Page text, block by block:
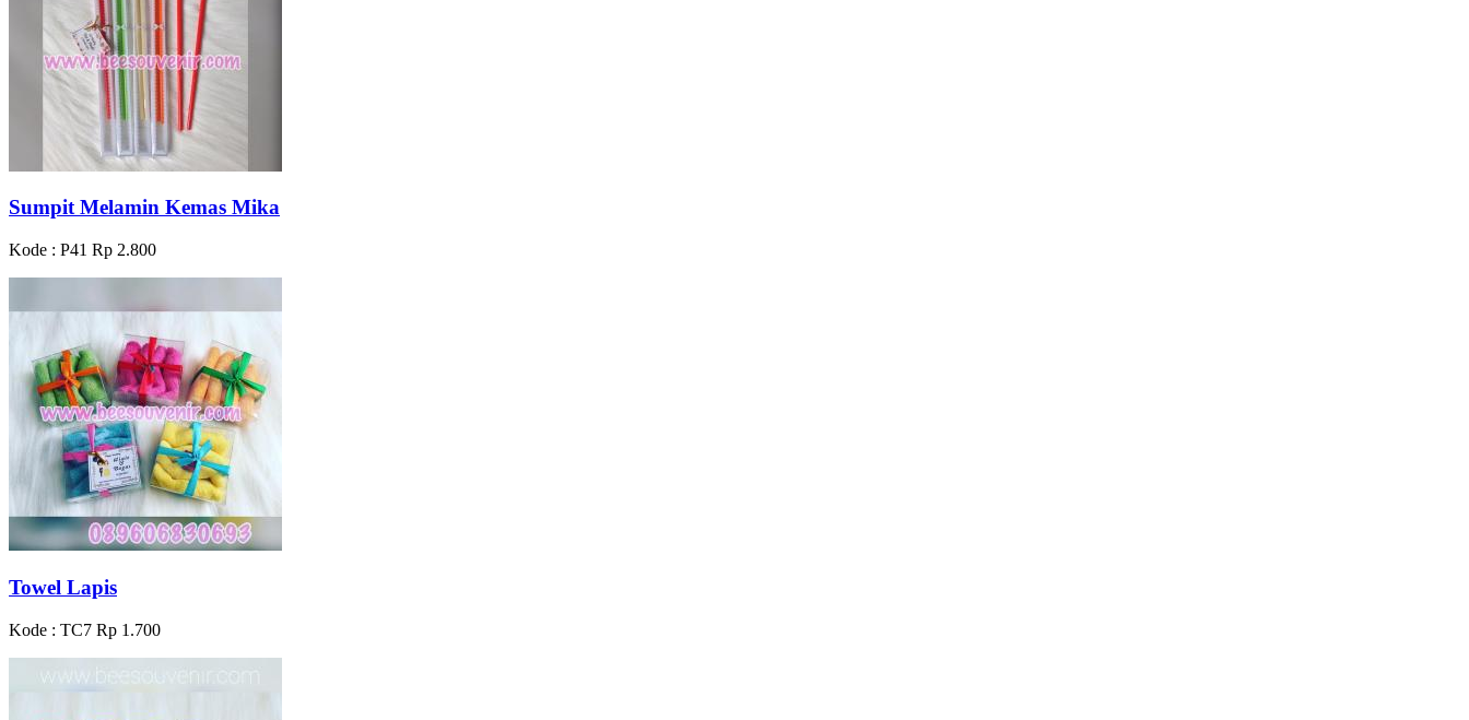
Sumpit Melamin Kemas Mika
Kode : P41 Rp 2.800
Towel Lapis
Kode : TC7 Rp 1.700